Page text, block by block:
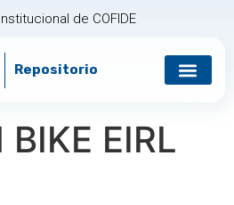
de COFIDE
Repositorio
EIRL